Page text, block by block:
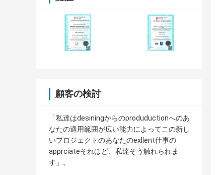
顧客の検討
「私達はdesiningからのproduductionへのあ
なたの適用範囲が広い能力によってこの新し
いプロジェクトのあなたのexllent仕事の
apprciateそれほど、私達そう触れられま
す」。